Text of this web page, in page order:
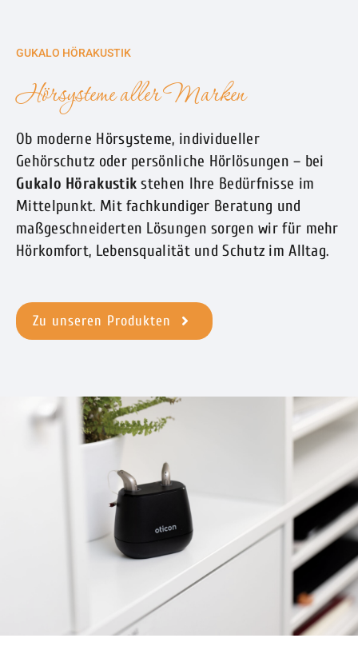
GUKALO HÖRAKUSTIK
Hörsysteme aller Marken
Ob moderne Hörsysteme, individueller
Gehörschutz oder persönliche Hörlösungen – bei
Gukalo Hörakustik stehen Ihre Bedürfnisse im
Mittelpunkt. Mit fachkundiger Beratung und
maßgeschneiderten Lösungen sorgen wir für mehr
Hörkomfort, Lebensqualität und Schutz im Alltag.
Zu unseren Produkten